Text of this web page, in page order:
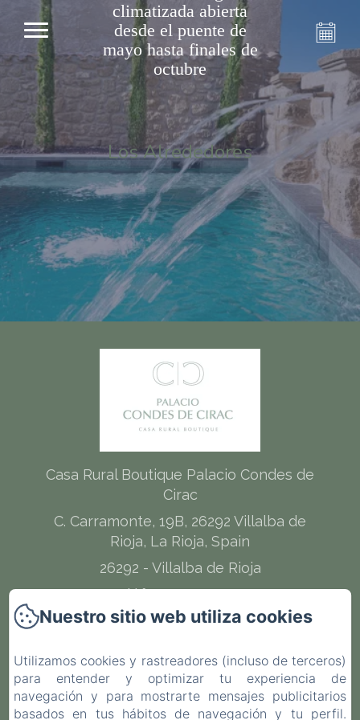
climatizada abierta
desde el puente de
mayo hasta finales de
octubre
Los Alrededores
Casa Rural Boutique Palacio Condes de
Cirac
C. Carramonte, 19B, 26292 Villalba de
Rioja, La Rioja, Spain
26292 - Villalba de Rioja
Teléfono: 632675145
hola@palaciocondesdecirac.es
Inicio
Nuestro sitio web utiliza cookies
Utilizamos cookies y rastreadores (incluso de terceros)
para entender y optimizar tu experiencia de
navegación y para mostrarte mensajes publicitarios
basados en tus hábitos de navegación y tu perfil.